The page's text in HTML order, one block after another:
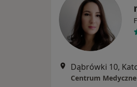
Dąbrówki 10,
Centrum